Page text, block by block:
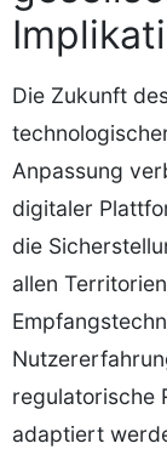
Die Zukunft
Anpassung
digitaler
die
allen
regulatorische
adaptiert